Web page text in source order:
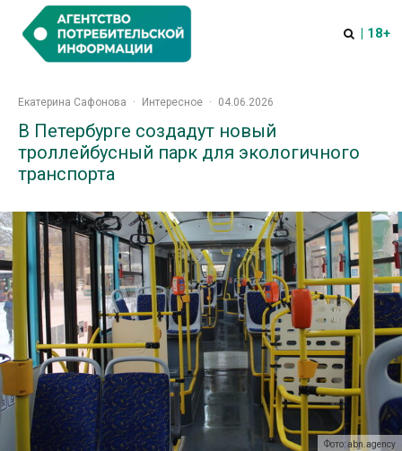
| 18+
Екатерина Сафонова · Интересное · 04.06.2026
В Петербурге создадут новый
троллейбусный парк для экологичного
транспорта
Фото: abn.agency